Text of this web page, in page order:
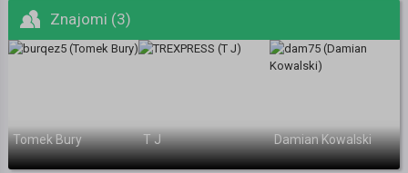
Znajomi (3)
Tomek Bury T J Damian Kowalski